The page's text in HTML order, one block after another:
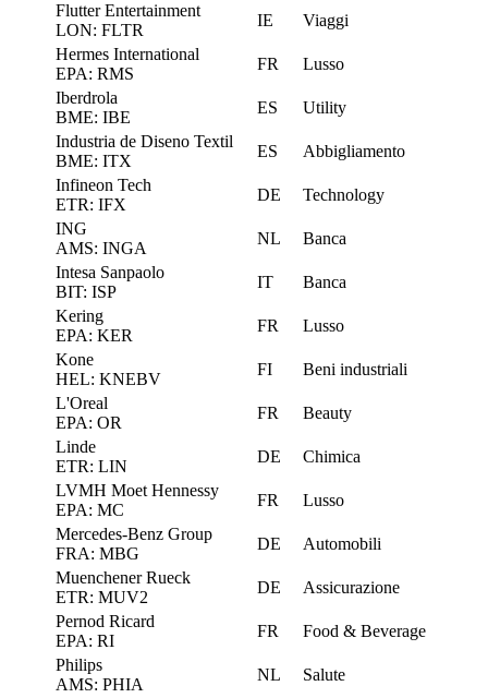
Flutter Entertainment
LON: FLTR
IE
Viaggi
Hermes International
EPA: RMS
FR
Lusso
Iberdrola
BME: IBE
ES
Utility
Industria de Diseno Textil
BME: ITX
ES
Abbigliamento
Infineon Tech
ETR: IFX
DE
Technology
ING
AMS: INGA
NL
Banca
Intesa Sanpaolo
BIT: ISP
IT
Banca
Kering
EPA: KER
FR
Lusso
Kone
HEL: KNEBV
FI
Beni industriali
L'Oreal
EPA: OR
FR
Beauty
Linde
ETR: LIN
DE
Chimica
LVMH Moet Hennessy
EPA: MC
FR
Lusso
Mercedes-Benz Group
FRA: MBG
DE
Automobili
Muenchener Rueck
ETR: MUV2
DE
Assicurazione
Pernod Ricard
EPA: RI
FR
Food & Beverage
Philips
AMS: PHIA
NL
Salute